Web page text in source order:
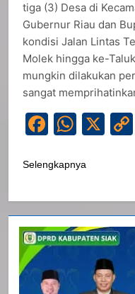
tiga (3) Desa di
Gubernur Riau dan
kondisi Jalan Lintas
Molek hingga ke-
mungkin dilakukan
sangat
X
Selengkapnya